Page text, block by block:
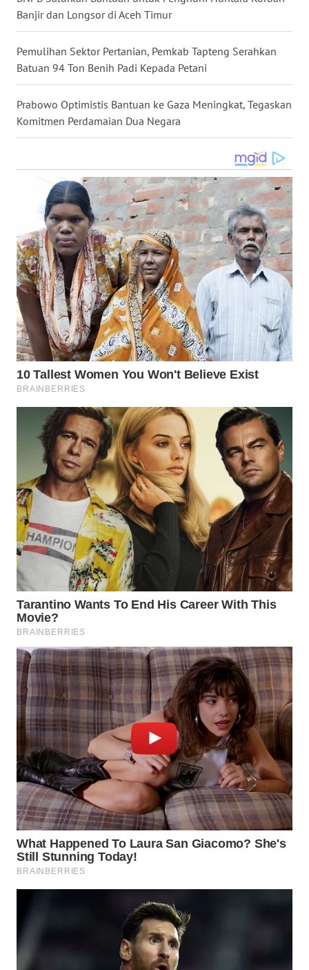
Banjir dan Longsor di Aceh Timur
Pemulihan Sektor Pertanian, Pemkab Tapteng Serahkan
Batuan 94 Ton Benih Padi Kepada Petani
Prabowo Optimistis Bantuan ke Gaza Meningkat, Tegaskan
Komitmen Perdamaian Dua Negara
WN
KALTARA
WN
WN
WN
SULSEL
WN
GORONTALO
WN
SULUT
WN
MALUKU
WN
MALUT
WN
DAIRI
WN
DANAU
TOBA
WN
NIAS
WN
LANGKAT
TAPANULI
SELATAN
WN
TANJUNG
LESUNG
WN
KARO
WN
SIMALUNGUN
WN
LABUHANBATU